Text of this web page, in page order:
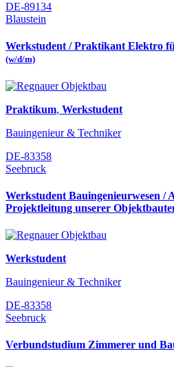
DE-89134
Blaustein
Werkstudent / Praktikant Elektro
(w/d/m)
Praktikum, Werkstudent
Bauingenieur & Techniker
DE-83358
Seebruck
Werkstudent Bauingenieurwesen /
Projektleitung unserer
Werkstudent
Bauingenieur & Techniker
DE-83358
Seebruck
Verbundstudium Zimmerer und